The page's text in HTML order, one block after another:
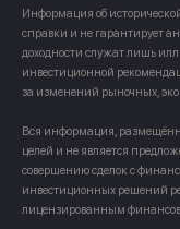
Информация об
справки и не гарантирует
доходности служат лишь
инвестиционной
за изменений рыночных,
Вся информация,
целей и не является
совершению сделок с
инвестиционных решений
лицензированным